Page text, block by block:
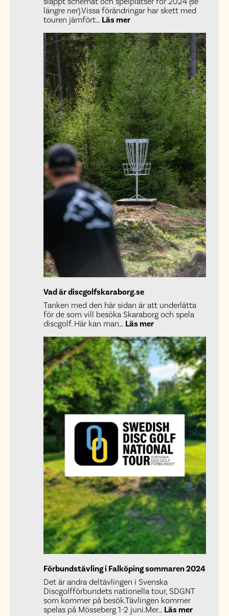
längre ner).Vissa förändringar har skett med
touren jämfört… Läs mer:
Västgötatouren
2024
släppt!
Vad är discgolfskaraborg.se
Tanken med den här sidan är att underlätta
för de som vill besöka Skaraborg och spela
discgolf. Här kan man… Läs mer:
är
discgolfskaraborg.se
Förbundstävling i Falköping sommaren 2024
Det är andra deltävlingen i Svenska
Discgolfförbundets nationella tour, SDGNT
som kommer på besök.Tävlingen kommer
spelas på Mösseberg 1-2 juni.Mer… Läs mer: